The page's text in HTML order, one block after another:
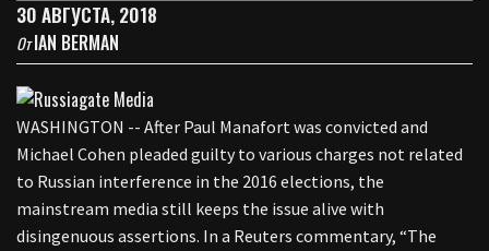
30 АВГУСТА, 2018
ОтIAN BERMAN
WASHINGTON -- After Paul Manafort was convicted and
Michael Cohen pleaded guilty to various charges not related
to Russian interference in the 2016 elections, the
mainstream media still keeps the issue alive with
disingenuous assertions. In a Reuters commentary, “The